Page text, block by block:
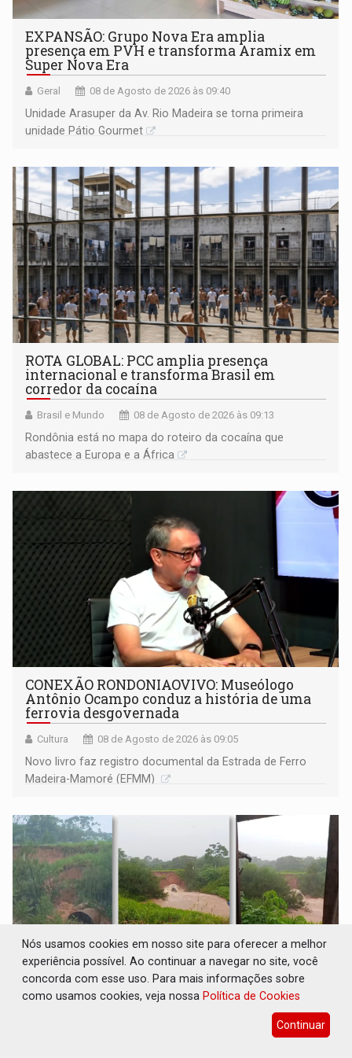
EXPANSÃO: Grupo Nova Era amplia
presença em PVH e transforma Aramix em
Super Nova Era
Geral 08 de Agosto de 2026 às 09:40
Unidade Arasuper da Av. Rio Madeira se torna primeira
unidade Pátio Gourmet
ROTA GLOBAL: PCC amplia presença
internacional e transforma Brasil em
corredor da cocaína
Brasil e Mundo 08 de Agosto de 2026 às 09:13
Rondônia está no mapa do roteiro da cocaína que
abastece a Europa e a África
CONEXÃO RONDONIAOVIVO: Museólogo
Antônio Ocampo conduz a história de uma
ferrovia desgovernada
Cultura 08 de Agosto de 2026 às 09:05
Novo livro faz registro documental da Estrada de Ferro
Madeira-Mamoré (EFMM)
EXTENSÃO DE DANOS: Ferroviários pedem
ao Iphan recuperação de área atingida por
Nós usamos cookies em nosso site para oferecer a melhor
experiência possível. Ao continuar a navegar no site, você
concorda com esse uso. Para mais informações sobre
como usamos cookies, veja nossa Política de Cookies
Continuar